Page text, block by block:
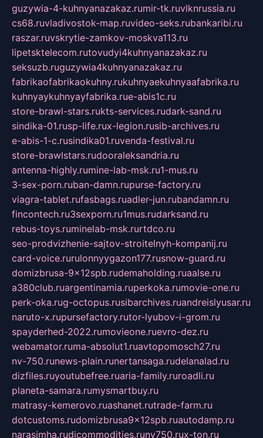
guzywia-4-kuhnyanazakaz.rumir-tk.ruvlknrussia.ru
cs68.ruvladivostok-map.ruvideo-seks.rubankaribi.ru
raszar.ruvskrytie-zamkov-moskva113.ru
lipetsktelecom.rutovudyi4kuhnyanazakaz.ru
seksuzb.ruguzywia4kuhnyanazakaz.ru
fabrikaofabrikaokuhny.rukuhnyaekuhnyaafabrika.ru
kuhnyaykuhnyayfabrika.rue-abis1c.ru
store-brawl-stars.rukts-services.rudark-sand.ru
sindika-01.rusp-life.rux-legion.rusib-archives.ru
e-abis-1-c.rusindika01.ruvenda-festival.ru
store-brawlstars.rudooraleksandria.ru
antenna-highly.rumine-lab-msk.ru1-mus.ru
3-sex-porn.ruban-damn.rupurse-factory.ru
viagra-tablet.rufasbags.ruadler-jun.rubandamn.ru
fincontech.ru3sexporn.ru1mus.rudarksand.ru
rebus-toys.ruminelab-msk.rurtdco.ru
seo-prodvizhenie-sajtov-stroitelnyh-kompanij.ru
card-voice.rurulonnyygazon177.rusnow-guard.ru
domizbrusa-9x12spb.rudemaholding.ruaalse.ru
a380club.ruargentinamia.ruperkoka.rumovie-one.ru
perk-oka.rug-octopus.rusibarchives.ruandreislyusar.ru
naruto-x.rupursefactory.rutor-lyubov-i-grom.ru
spayderhed-2022.rumovieone.ruevro-dez.ru
webamator.ruma-absolut1.ruavtopomosch27.ru
nv-750.runews-plain.runertansaga.rudelanalad.ru
dizfiles.ruyoutubefree.ruaria-family.ruroadli.ru
planeta-samara.rumysmartbuy.ru
matrasy-kemerovo.ruashanet.rutrade-farm.ru
dotcustoms.rudomizbrusa9x12spb.ruautodamp.ru
narasimha.rudjcommodities.runv750.rux-ton.ru